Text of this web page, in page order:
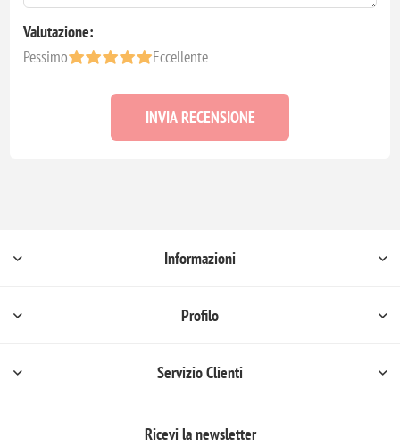
Valutazione:
Pessimo
Eccellente
INVIA RECENSIONE
Informazioni
Profilo
Servizio Clienti
Ricevi la newsletter